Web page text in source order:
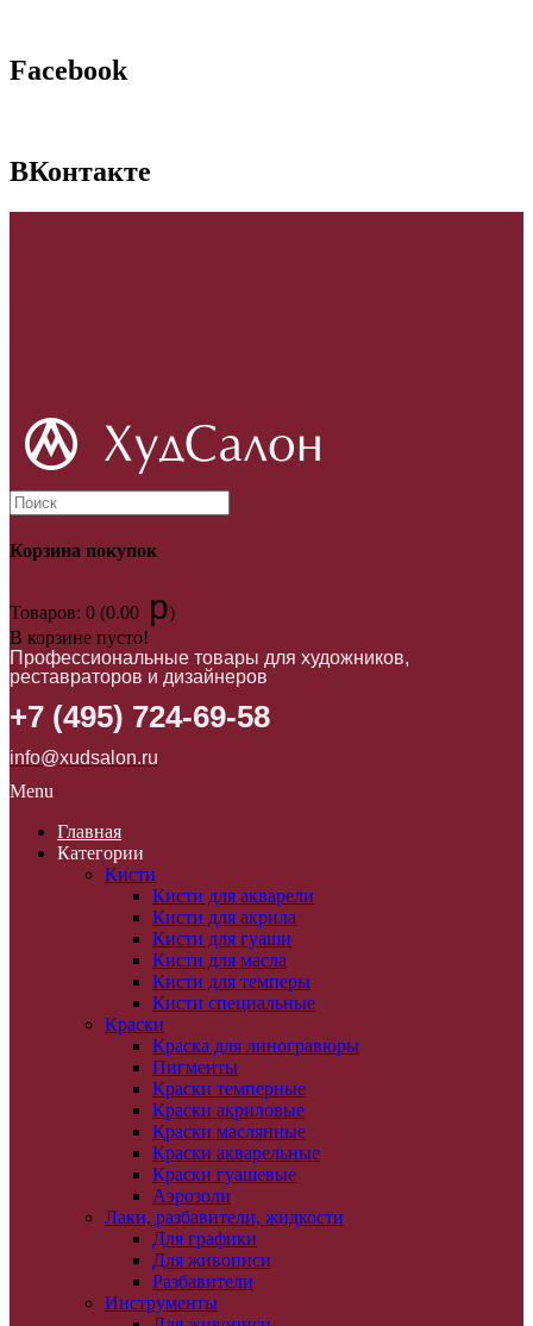
Facebook
ВКонтакте
Корзина покупок
Товаров: 0 (0.00 p)
В корзине пусто!
Профессиональные товары для художников,
реставраторов и дизайнеров
+7 (495) 724-69-58
info@xudsalon.ru
Menu
Главная
Категории
Кисти
Кисти для акварели
Кисти для акрила
Кисти для гуаши
Кисти для масла
Кисти для темперы
Кисти специальные
Краски
Краска для линогравюры
Пигменты
Краски темперные
Краски акриловые
Краски маслянные
Краски акварельные
Краски гуашевые
Аэрозоли
Лаки, разбавители, жидкости
Для графики
Для живописи
Разбавители
Инструменты